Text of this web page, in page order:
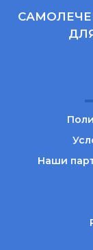
Наши